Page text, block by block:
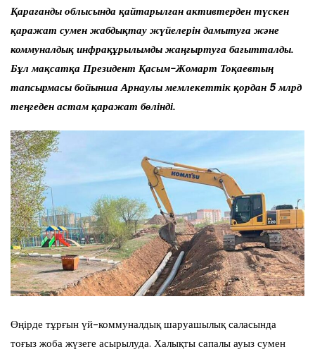
Қарағанды облысында қайтарылған активтерден түскен
қаражат сумен жабдықтау жүйелерін дамытуға және
коммуналдық инфрақұрылымды жаңғыртуға бағытталды.
Бұл мақсатқа Президент Қасым-Жомарт Тоқаевтың
тапсырмасы бойынша Арнаулы мемлекеттік қордан 5 млрд
теңгеден астам қаражат бөлінді.
Өңірде тұрғын үй-коммуналдық шаруашылық саласында
тоғыз жоба жүзеге асырылуда. Халықты сапалы ауыз сумен